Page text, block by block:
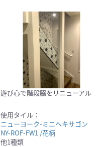
遊び心で階段脇をリニューアル
使用タイル：
ニューヨーク-ミニヘキサゴン
NY-ROF-FW1 /花柄
他1種類